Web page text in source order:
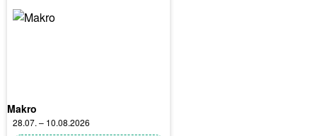
Makro
28.07. – 10.08.2026